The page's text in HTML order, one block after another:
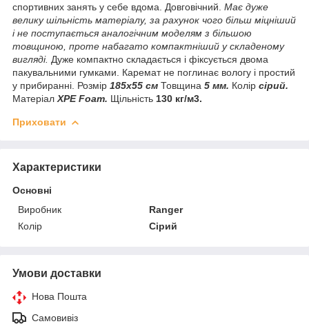
спортивних занять у себе вдома. Довговічний. Має дуже
велику шільність матеріалу, за рахунок чого більш міцніший
і не поступається аналогічним моделям з більшою
товщиною, проте набагато компактніший у складеному
вигляді. Дуже компактно складається і фіксується двома
пакувальними гумками. Каремат не поглинає вологу і простий
у прибиранні. Розмір 185х55 см Товщина 5 мм. Колір сірий.
Матеріал XPE Foam. Щільність 130 кг/м3.
Приховати
Характеристики
Основні
Виробник
Ranger
Колір
Сірий
Умови доставки
Нова Пошта
Самовивіз